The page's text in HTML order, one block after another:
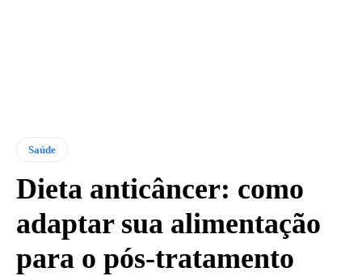
Saúde
Dieta anticâncer: como
adaptar sua alimentação
para o pós-tratamento